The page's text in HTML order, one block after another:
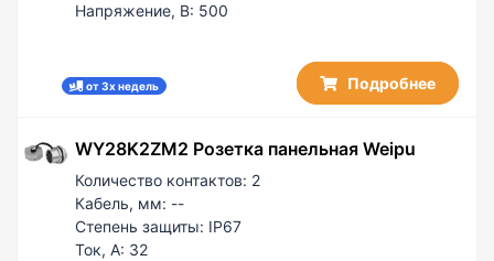
Напряжение, В: 500
от 3х недель Подробнее
WY28K2ZM2 Розетка панельная Weipu
Количество контактов: 2
Кабель, мм: --
Степень защиты: IP67
Ток, А: 32